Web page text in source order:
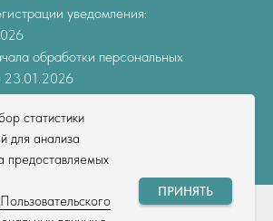
статистики
для анализа
предоставляемых
Пользовательского
ПРИНЯТЬ
уведомления:
обработки персональных
23.01.2026